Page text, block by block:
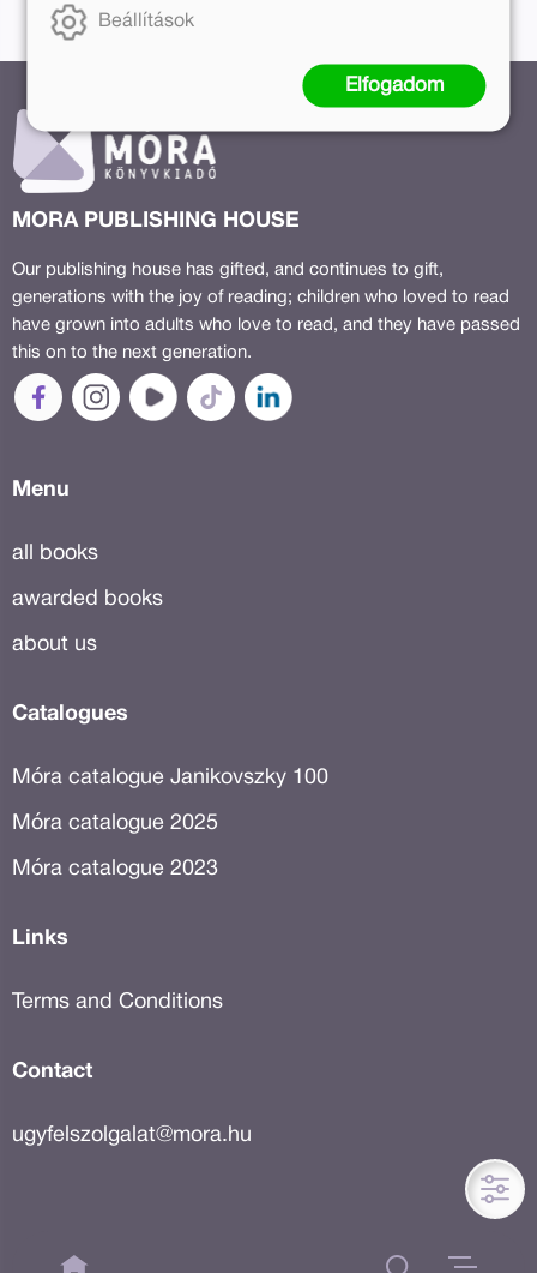
MORA PUBLISHING HOUSE
Our publishing house has gifted, and continues to gift,
generations with the joy of reading; children who loved to read
have grown into adults who love to read, and they have passed
this on to the next generation.
Menu
all books
awarded books
about us
Catalogues
Móra catalogue Janikovszky 100
Móra catalogue 2025
Móra catalogue 2023
Links
Terms and Conditions
Contact
ugyfelszolgalat@mora.hu
© 2018 - 2026 Móra Könyvkiadó.
Minden jog fenntartva.
Beállítások
Elfogadom